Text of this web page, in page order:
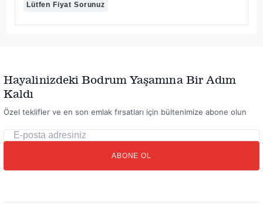
Lütfen Fiyat Sorunuz
Hayalinizdeki Bodrum Yaşamına Bir Adım
Kaldı
Özel teklifler ve en son emlak fırsatları için bültenimize abone olun
posta
ABONE OL